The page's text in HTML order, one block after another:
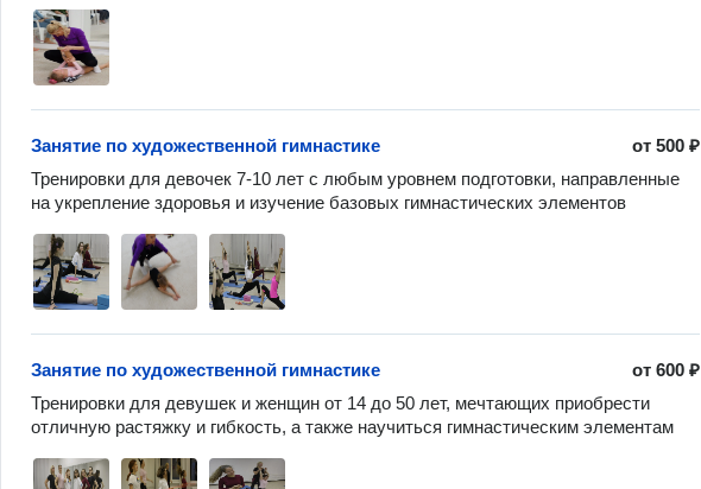
от500 ₽
Занятие по художественной гимнастике
Тренировки для девочек 7-10 лет с любым уровнем подготовки, направленные
на укрепление здоровья и изучение базовых гимнастических элементов
от600 ₽
Занятие по художественной гимнастике
Тренировки для девушек и женщин от 14 до 50 лет, мечтающих приобрести
отличную растяжку и гибкость, а также научиться гимнастическим элементам